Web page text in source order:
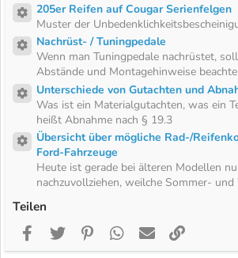
Ressourcen-Icon
205er Reifen auf Cougar Serienfelgen
Muster der
Ressourcen-Icon
Nachrüst- / Tuningpedale
Wenn man Tuningpedale nachrüstet,
Abstände und Montagehinweise
Ressourcen-Icon
Unterschiede von Gutachten und
Was ist ein Materialgutachten, was ein
heißt Abnahme nach § 19.3
Ressourcen-Icon
Übersicht über mögliche Rad-/
Ford-Fahrzeuge
Heute ist gerade bei älteren Modellen
nachzuvollziehen, weilche Sommer-
Teilen
FacebookTwitter PinterestWhatsApp
E-Mail